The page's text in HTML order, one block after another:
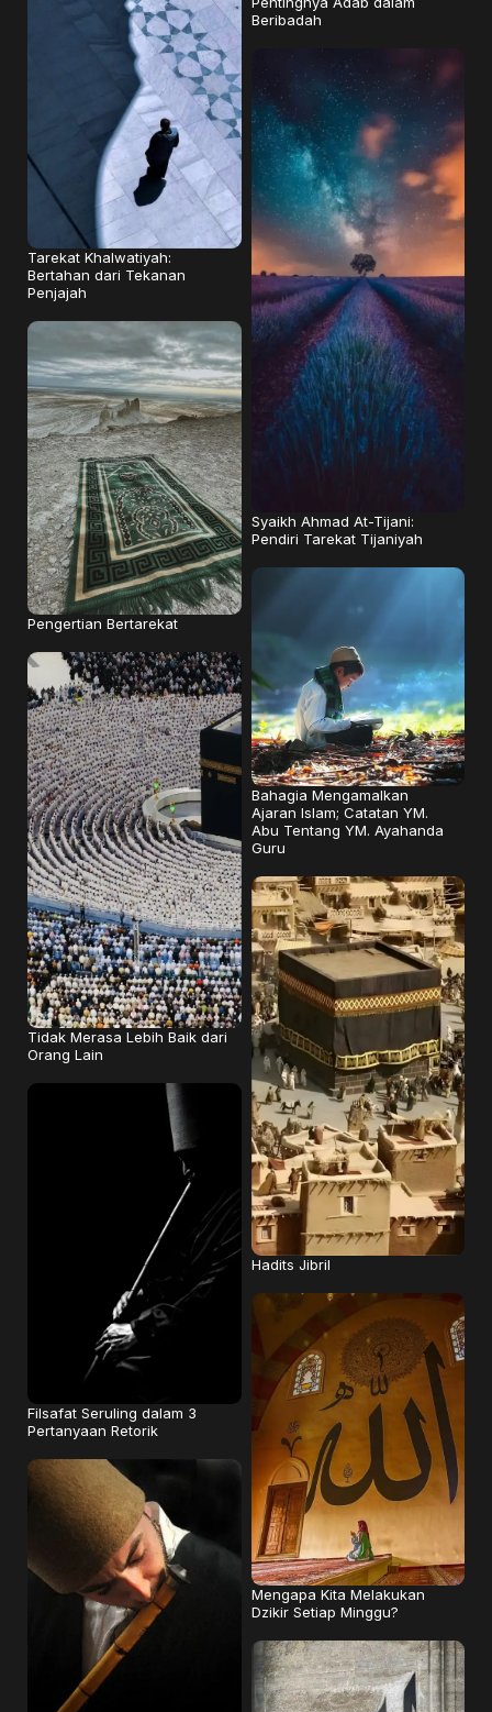
Tarekat Khalwatiyah:
Bertahan dari Tekanan
Penjajah
Beribadah
Pengertian Bertarekat
Syaikh Ahmad At-Tijani:
Pendiri Tarekat Tijaniyah
Tidak Merasa Lebih Baik dari
Orang Lain
Bahagia Mengamalkan
Ajaran Islam; Catatan YM.
Abu Tentang YM. Ayahanda
Guru
Filsafat Seruling dalam 3
Pertanyaan Retorik
Hadits Jibril
Mengapa Kita Melakukan
Dzikir Setiap Minggu?